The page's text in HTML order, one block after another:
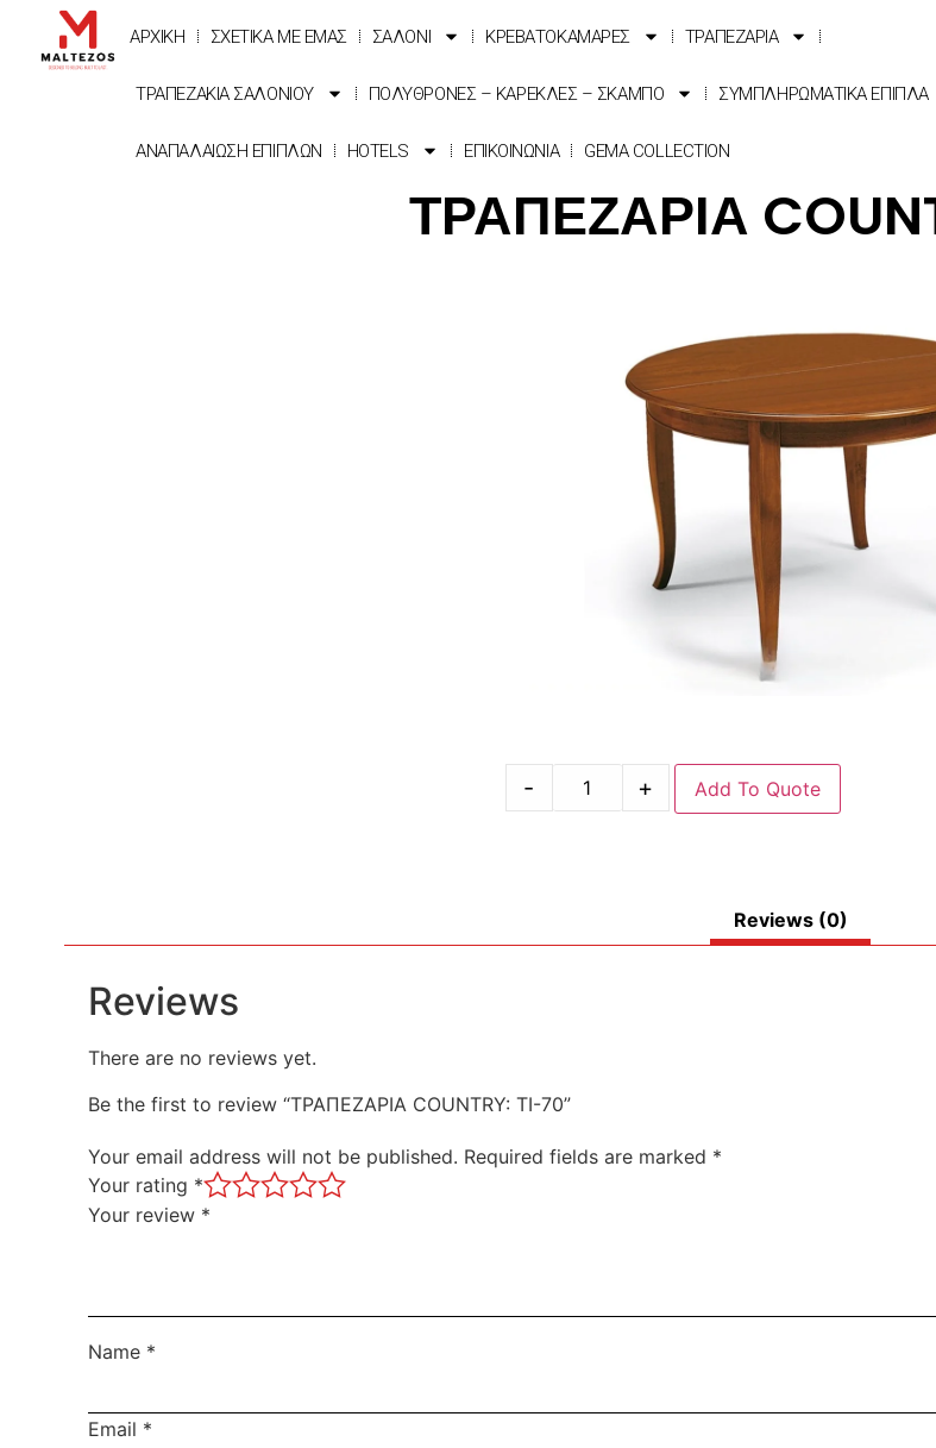
ΑΡΧΙΚΗ ΣΧΕΤΙΚΑ ΜΕ ΕΜΑΣ ΣΑΛΟΝΙ ΚΡΕΒΑΤΟΚΑΜΑΡΕΣ ΤΡΑΠΕΖΑΡΙΑ
ΤΡΑΠΕΖΑΚΙΑ ΣΑΛΟΝΙΟΥ ΠΟΛΥΘΡΟΝΕΣ – ΚΑΡΕΚΛΕΣ – ΣΚΑΜΠΟ ΣΥΜΠΛΗΡΩΜΑΤΙΚΑ ΕΠΙΠΛΑ
ΑΝΑΠΑΛΑΙΩΣΗ ΕΠΙΠΛΩΝ HOTELS ΕΠΙΚΟΙΝΩΝΙΑ GEMA COLLECTION
ΤΡΑΠΕΖΑΡΙΑ
- + Add To Quote
Reviews (0)
Reviews
There are no reviews yet.
Be the first to review “ΤΡΑΠΕΖΑΡΙΑ COUNTRY: TI-70”
Your email address will not be published. Required fields are marked *
Your rating *
Your review *
Name *
Email *